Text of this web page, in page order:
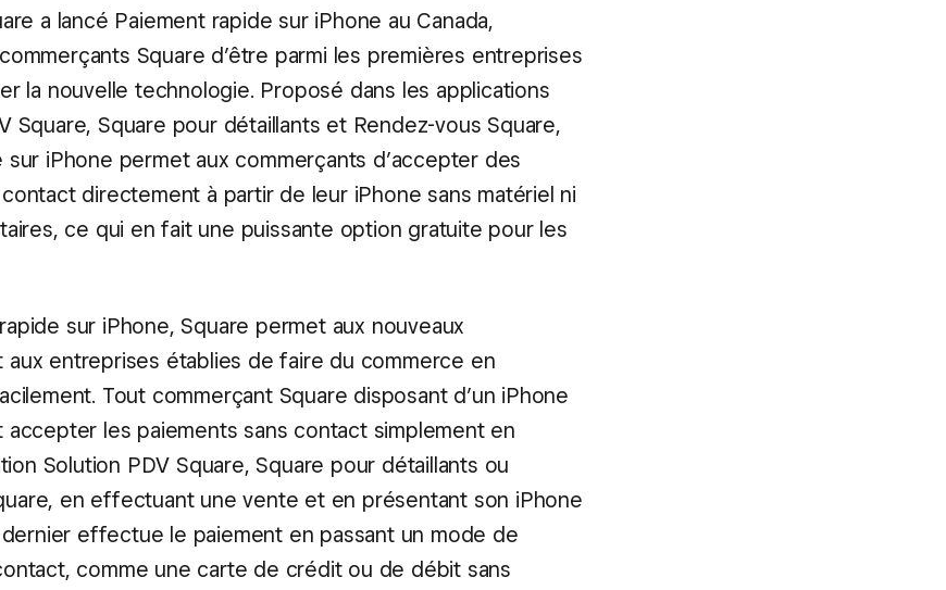
a lancé Paiement rapide sur iPhone au Canada,
Square d’être parmi les premières entreprises
la nouvelle technologie. Proposé dans les applications
Square, Square pour détaillants et Rendez-vous Square,
sur iPhone permet aux commerçants d’accepter des
directement à partir de leur iPhone sans matériel ni
ce qui en fait une puissante option gratuite pour les
sur iPhone, Square permet aux nouveaux
aux entreprises établies de faire du commerce en
Tout commerçant Square disposant d’un iPhone
accepter les paiements sans contact simplement en
Solution PDV Square, Square pour détaillants ou
en effectuant une vente et en présentant son iPhone
dernier effectue le paiement en passant un mode de
comme une carte de crédit ou de débit sans